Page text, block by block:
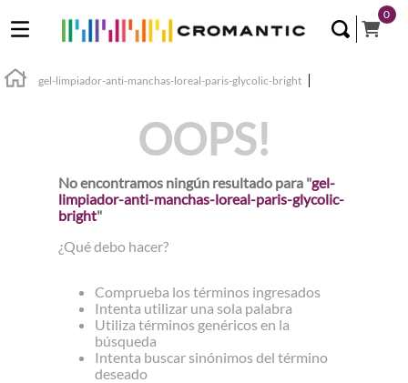
0
gel-limpiador-anti-manchas-loreal-paris-glycolic-bright
OOPS!
No encontramos ningún resultado para "gel-
limpiador-anti-manchas-loreal-paris-glycolic-
bright"
¿Qué debo hacer?
Comprueba los términos ingresados
Intenta utilizar una sola palabra
Utiliza términos genéricos en la
búsqueda
Intenta buscar sinónimos del término
deseado